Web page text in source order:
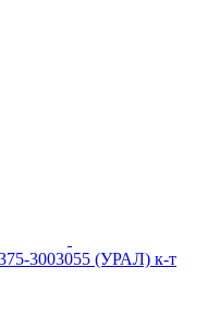
3003055 (УРАЛ) к-т